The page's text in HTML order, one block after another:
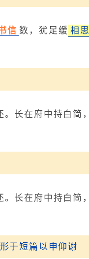
信 数，犹足缓 相思
。长在府中持白简，
。长在府中持白简，
于短篇以申仰谢